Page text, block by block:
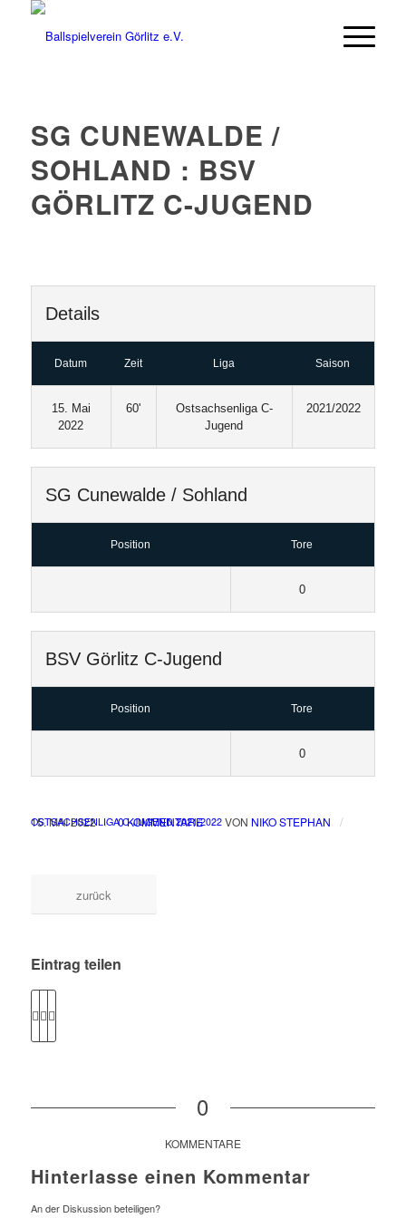
SG CUNEWALDE /
SOHLAND : BSV
GÖRLITZ C-JUGEND
Details
Datum Zeit Liga Saison
15. Mai
2022
60'
Ostsachsenliga C-
Jugend
2021/2022
SG Cunewalde / Sohland
Position Tore
0
BSV Görlitz C-Jugend
Position Tore
0
15. MAI 2022 / 0 KOMMENTARE / VON NIKO STEPHAN /
OSTSACHSENLIGA C-JUGEND 2021/2022
zurück
Eintrag teilen
0
KOMMENTARE
Hinterlasse einen Kommentar
An der Diskussion beteiligen?